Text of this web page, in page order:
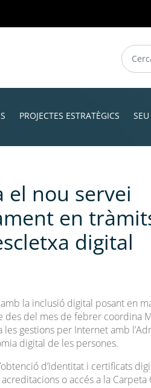
PROJECTES ESTRATÈGICS
el nou servei
en
digital
la inclusió digital posant en
des del mes de febrer coordina
les gestions per Internet amb
digital de les persones.
d’identitat i certificats
o accés a la Carpeta